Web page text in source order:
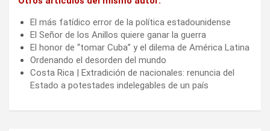
El más fatídico error de la política estadounidense
El Señor de los Anillos quiere ganar la guerra
El honor de “tomar Cuba” y el dilema de América Latina
Ordenando el desorden del mundo
Costa Rica | Extradición de nacionales: renuncia del
Estado a potestades indelegables de un país